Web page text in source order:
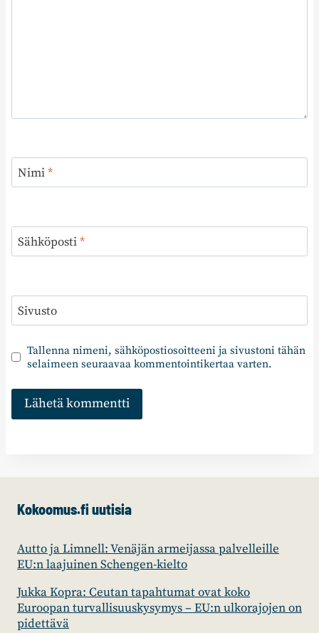
Nimi*
Sähköposti*
Sivusto
Tallenna nimeni, sähköpostiosoitteeni ja sivustoni tähän
selaimeen seuraavaa kommentointikertaa varten.
Kokoomus.fi uutisia
Autto ja Limnell: Venäjän armeijassa palvelleille
EU:n laajuinen Schengen-kielto
Jukka Kopra: Ceutan tapahtumat ovat koko
Euroopan turvallisuuskysymys – EU:n ulkorajojen on
pidettävä